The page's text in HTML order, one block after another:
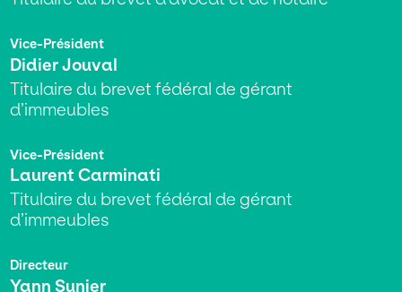
Vice-Président
Didier Jouval
Titulaire du brevet fédéral de gérant
d’immeubles
Vice-Président
Laurent Carminati
Titulaire du brevet fédéral de gérant
d’immeubles
Directeur
Yann Sunier